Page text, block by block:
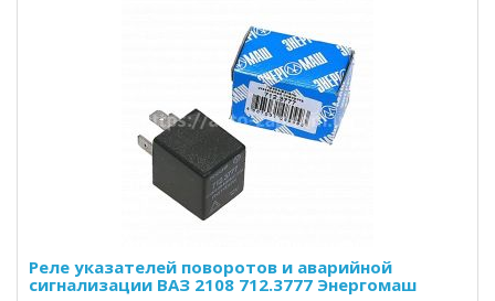
Реле указателей поворотов и аварийной
сигнализации ВАЗ 2108 712.3777 Энергомаш